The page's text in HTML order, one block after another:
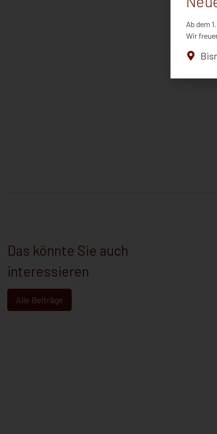
Das könnte Sie auch
interessieren
Alle Beiträge
Ab dem
Wir